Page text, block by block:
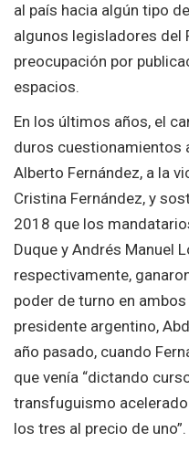
al país hacia algún tipo
algunos legisladores del
preocupación por
espacios.
En los últimos años, el
duros cuestionamientos
Alberto Fernández, a la
Cristina Fernández, y
2018 que los
Duque y Andrés Manuel
respectivamente,
poder de turno en
presidente argentino,
año pasado, cuando
que venía “dictando
transfuguismo
los tres al precio de uno”.